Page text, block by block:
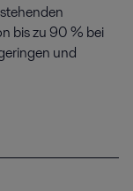
bis zu 90 % bei
und